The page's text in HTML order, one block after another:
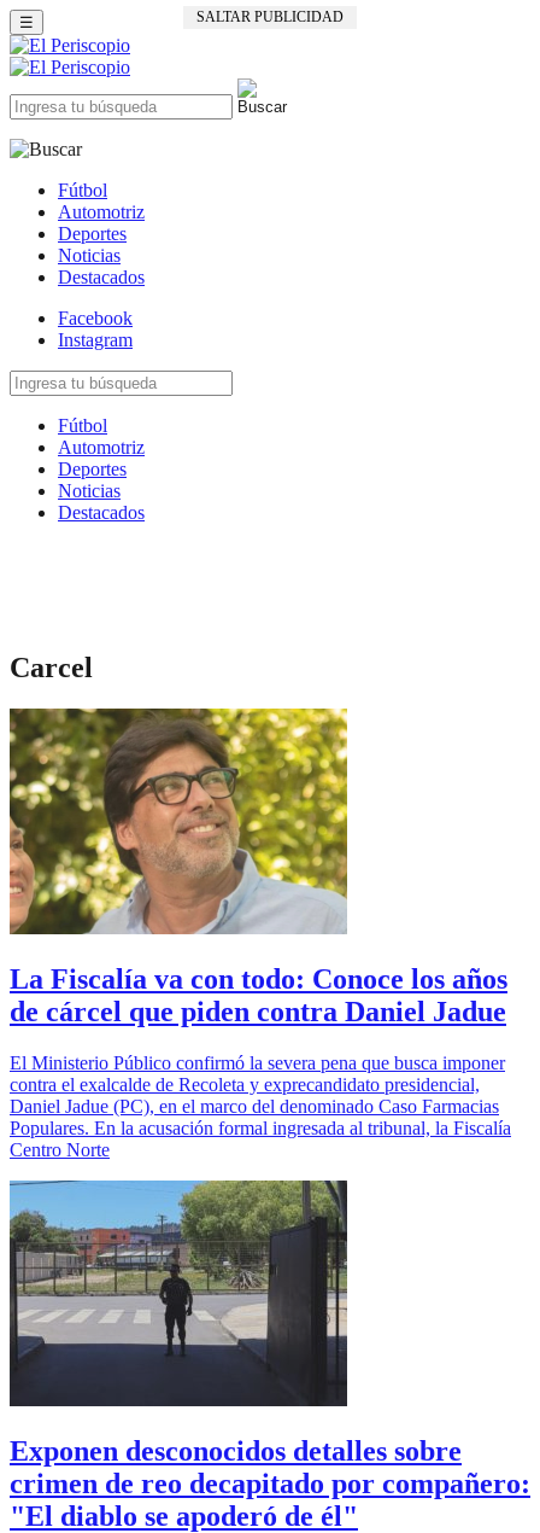
SALTAR PUBLICIDAD
☰
Fútbol
Automotriz
Deportes
Noticias
Destacados
Facebook
Instagram
Fútbol
Automotriz
Deportes
Noticias
Destacados
Carcel
La Fiscalía va con todo: Conoce los años
de cárcel que piden contra Daniel Jadue
El Ministerio Público confirmó la severa pena que busca imponer
contra el exalcalde de Recoleta y exprecandidato presidencial,
Daniel Jadue (PC), en el marco del denominado Caso Farmacias
Populares. En la acusación formal ingresada al tribunal, la Fiscalía
Centro Norte
Exponen desconocidos detalles sobre
crimen de reo decapitado por compañero:
"El diablo se apoderó de él"